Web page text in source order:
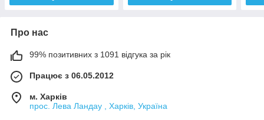
Про нас
99% позитивних з 1091 відгука за рік
Працює з 06.05.2012
м. Харків
прос. Лева Ландау , Харків, Україна